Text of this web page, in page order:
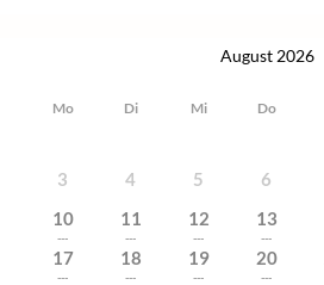
August 2026
Mo Di Mi Do
3
4 5 6
10
---
11
---
12
---
13
---
17
---
18
---
19
---
20
---